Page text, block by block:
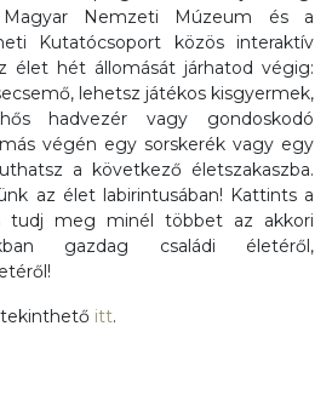
Magyar Nemzeti Múzeum és a
Kutatócsoport közös interaktív
élet hét állomását járhatod végig:
lehetsz játékos kisgyermek,
hadvezér vagy gondoskodó
végén egy sorskerék vagy egy
a következő életszakaszba.
az élet labirintusában! Kattints a
tudj meg minél többet az akkori
gazdag családi életéről,
itt.